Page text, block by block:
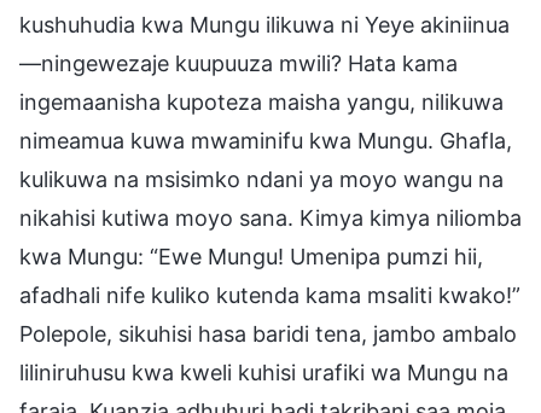
kushuhudia kwa Mungu ilikuwa ni Yeye akiniinua
—ningewezaje kuupuuza mwili? Hata kama
ingemaanisha kupoteza maisha yangu, nilikuwa
nimeamua kuwa mwaminifu kwa Mungu. Ghafla,
kulikuwa na msisimko ndani ya moyo wangu na
nikahisi kutiwa moyo sana. Kimya kimya niliomba
kwa Mungu: “Ewe Mungu! Umenipa pumzi hii,
afadhali nife kuliko kutenda kama msaliti kwako!”
Polepole, sikuhisi hasa baridi tena, jambo ambalo
liliniruhusu kwa kweli kuhisi urafiki wa Mungu na